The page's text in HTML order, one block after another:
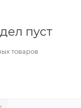
пуст
товаров